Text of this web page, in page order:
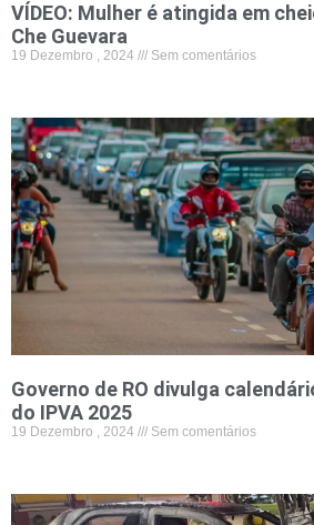
VÍDEO: Mulher é atingida em
Che Guevara
19 Dezembro , 2024 Sem comentários
Governo de RO divulga
do IPVA 2025
19 Dezembro , 2024 Sem comentários